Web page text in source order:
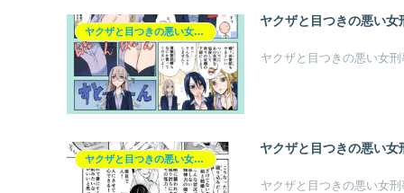
ヤクザと目つきの悪い女刑事の話【ヤク目】
ヤクザと目つきの悪い
ヤクザと目つきの悪い女
ヤクザと目つきの悪い女刑事の話【ヤク目】
ヤクザと目つきの悪い
ヤクザと目つきの悪い女